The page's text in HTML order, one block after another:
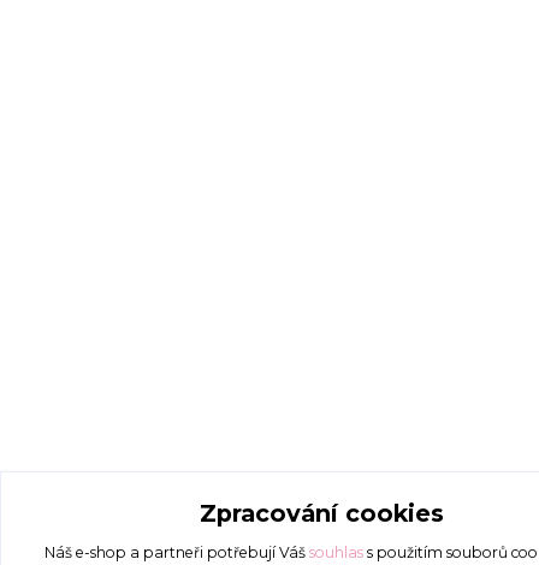
Zpracování cookies
Náš e-shop a partneři potřebují Váš souhlass použitím souborů